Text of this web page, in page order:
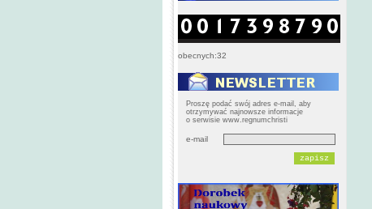
obecnych:32
Proszę podać swój adres e-mail, aby
otrzymywać najnowsze informacje
o serwisie www.regnumchristi
e-mail